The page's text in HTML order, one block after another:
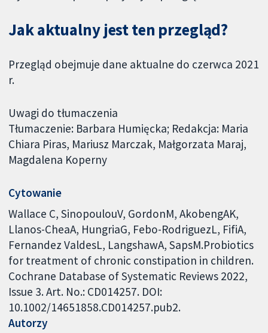
Jak aktualny jest ten przegląd?
Przegląd obejmuje dane aktualne do czerwca 2021
r.
Uwagi do tłumaczenia
Tłumaczenie: Barbara Humięcka; Redakcja: Maria
Chiara Piras, Mariusz Marczak, Małgorzata Maraj,
Magdalena Koperny
Cytowanie
Wallace C, SinopoulouV, GordonM, AkobengAK,
Llanos-CheaA, HungriaG, Febo-RodriguezL, FifiA,
Fernandez ValdesL, LangshawA, SapsM.Probiotics
for treatment of chronic constipation in children.
Cochrane Database of Systematic Reviews 2022,
Issue 3. Art. No.: CD014257. DOI:
10.1002/14651858.CD014257.pub2.
Autorzy